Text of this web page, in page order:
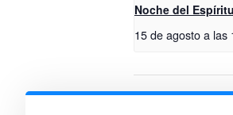
Noche del
15 de agosto a las